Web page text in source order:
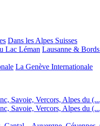
Dans les Alpes Suisses
Lac Léman Lausanne &
La Genève Internationale
Savoie, Vercors, Alpes du
Savoie, Vercors, Alpes du